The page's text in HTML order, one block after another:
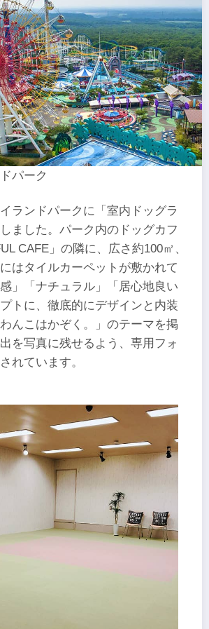
パーク
ランドパークに「室内ドッグラ
ました。パーク内のドッグカフ
CAFE」の隣に、広さ約100㎡、
はタイルカーペットが敷かれて
」「ナチュラル」「居心地良い
トに、徹底的にデザインと内装
んこはかぞく。」のテーマを掲
を写真に残せるよう、専用フォ
れています。